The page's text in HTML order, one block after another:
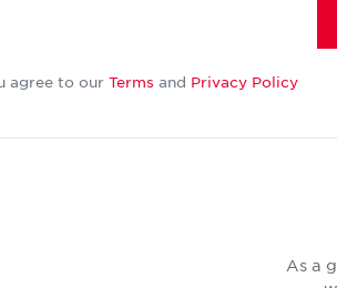
agree to our Terms and Privacy Policy
As a